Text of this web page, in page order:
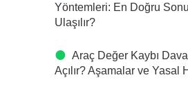
Yöntemleri: En Doğru
Ulaşılır?
Araç Değer Kaybı
Açılır? Aşamalar ve Yasal